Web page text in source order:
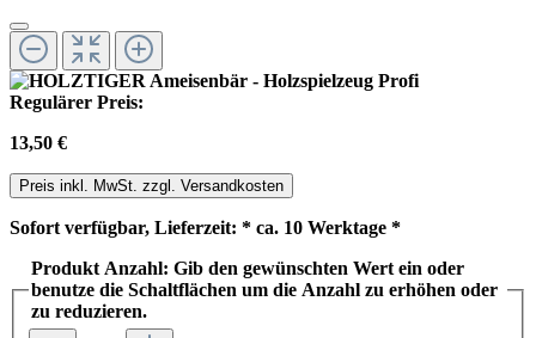
Regulärer Preis:
13,50 €
Preis inkl. MwSt. zzgl. Versandkosten
Sofort verfügbar, Lieferzeit: * ca. 10 Werktage *
Produkt Anzahl: Gib den gewünschten Wert ein oder
benutze die Schaltflächen um die Anzahl zu erhöhen oder
zu reduzieren.